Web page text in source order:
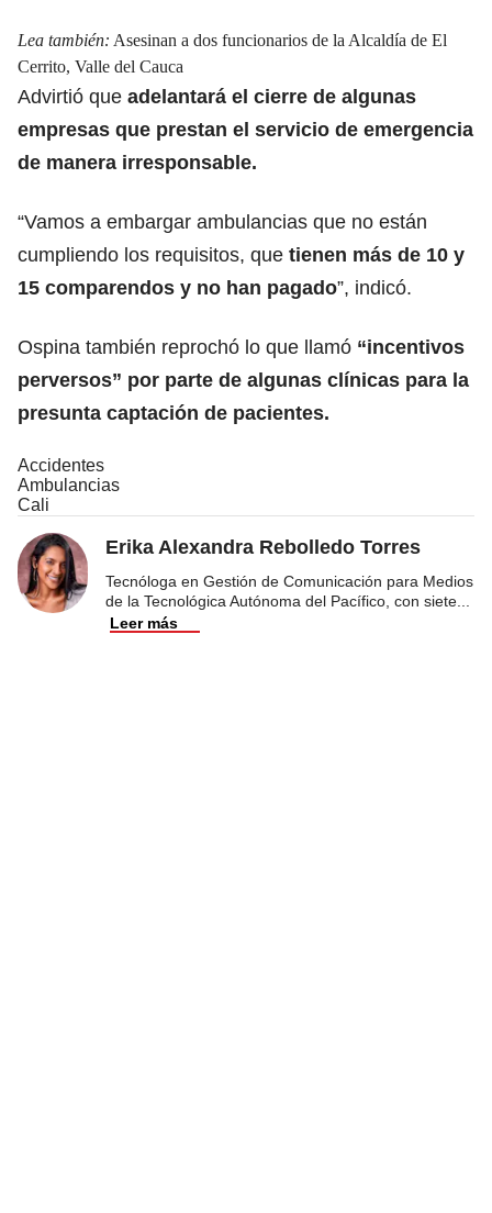
Lea también: Asesinan a dos funcionarios de la Alcaldía de El
Cerrito, Valle del Cauca
Advirtió que adelantará el cierre de algunas
empresas que prestan el servicio de emergencia
de manera irresponsable.
“Vamos a embargar ambulancias que no están
cumpliendo los requisitos, que tienen más de 10 y
15 comparendos y no han pagado”, indicó.
Ospina también reprochó lo que llamó “incentivos
perversos” por parte de algunas clínicas para la
presunta captación de pacientes.
Accidentes
Ambulancias
Cali
Erika Alexandra Rebolledo Torres
Tecnóloga en Gestión de Comunicación para Medios
de la Tecnológica Autónoma del Pacífico, con siete
Leer más